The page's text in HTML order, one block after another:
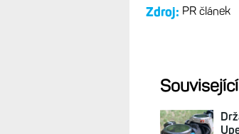
Zdroj: PR článek